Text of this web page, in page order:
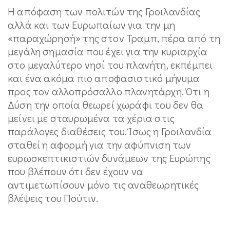
Η απόφαση των πολιτών της Γροιλανδίας
αλλά και των Ευρωπαίων για την μη
«παραχώρησή» της στον Τραμπ, πέρα από τη
μεγάλη σημασία που έχει για την κυριαρχία
στο μεγαλύτερο νησί του πλανήτη, εκπέμπει
και ένα ακόμα πιο αποφασιστικό μήνυμα
προς τον αλλοπρόσαλλο πλανητάρχη. Ότι η
Δύση την οποία θεωρεί χωράφι του δεν θα
μείνει με σταυρωμένα τα χέρια στις
παράλογες διαθέσεις του. Ίσως η Γροιλανδία
σταθεί η αφορμή για την αφύπνιση των
ευρωσκεπτικιστιών δυνάμεων της Ευρώπης
που βλέπουν ότι δεν έχουν να
αντιμετωπίσουν μόνο τις αναθεωρητικές
βλέψεις του Πούτιν.